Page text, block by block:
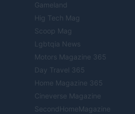
Gameland
Hig Tech Mag
Scoop Mag
Lgbtqia News
Motors Magazine 365
Day Travel 365
Home Magazine 365
Cineverse Magazine
SecondHomeMagazine